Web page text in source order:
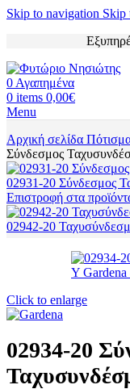
Skip to navigation Skip
0 Αγαπημένα
0 items 0,00€
Menu
Αρχική σελίδα
Σύνδεσμος
02931-20 Σύνδεσμος
Επιστροφή στα
02942-20
Click to enlarge
02934-20